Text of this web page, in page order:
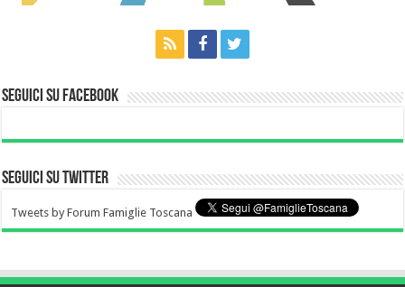
Seguici su Facebook
Seguici su Twitter
Tweets by Forum Famiglie Toscana